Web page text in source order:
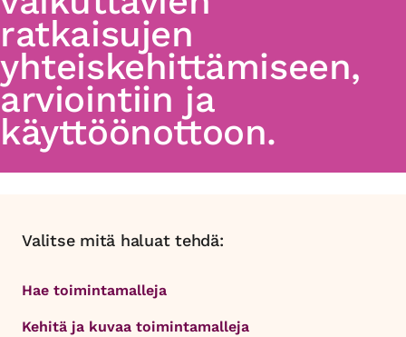
ratkaisujen
yhteiskehittämiseen,
arviointiin ja
käyttöönottoon.
Valitse mitä haluat tehdä:
Hae toimintamalleja
Kehitä ja kuvaa toimintamalleja